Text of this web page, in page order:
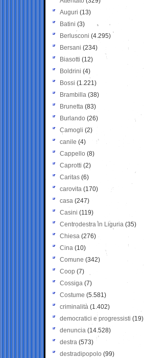
Auguri (13)
Batini (3)
Berlusconi (4.295)
Bersani (234)
Biasotti (12)
Boldrini (4)
Bossi (1.221)
Brambilla (38)
Brunetta (83)
Burlando (26)
Camogli (2)
canile (4)
Cappello (8)
Caprotti (2)
Caritas (6)
carovita (170)
casa (247)
Casini (119)
Centrodestra in Liguria (35)
Chiesa (276)
Cina (10)
Comune (342)
Coop (7)
Cossiga (7)
Costume (5.581)
criminalità (1.402)
democratici e progressisti (19)
denuncia (14.528)
destra (573)
destradipopolo (99)